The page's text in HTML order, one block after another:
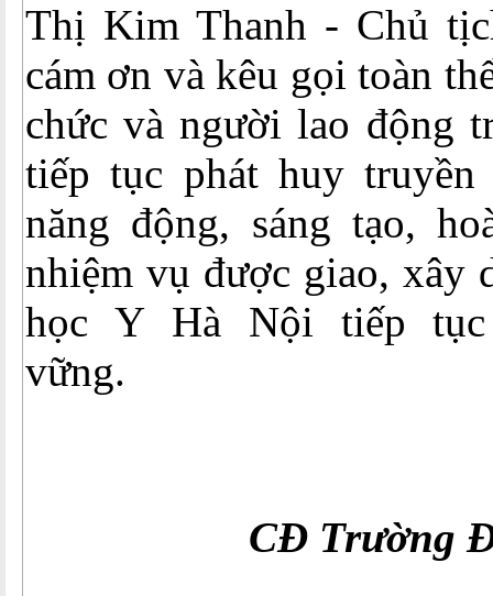
Thị Kim Thanh - Chủ
cám ơn và kêu gọi toàn
chức và người lao động
tiếp tục phát huy truyền
năng động, sáng tạo,
nhiệm vụ được giao, xây
học Y Hà Nội tiếp
CĐ Trường